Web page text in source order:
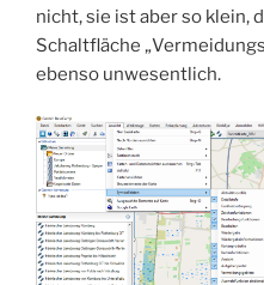
nicht, sie ist aber so klein,
Schaltfläche
ebenso unwesentlich.